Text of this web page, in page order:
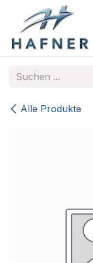
Zum Inhalt springen
Alle Produkte